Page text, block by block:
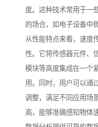
度。这种技术常用于一
的场合，如电子设备中
从性能特点来看，速度
性。它将传感器元件、
模块等高度集成在一个
用。同时，用户可以通
调整，满足不同应用场
高，能够准确感知物体